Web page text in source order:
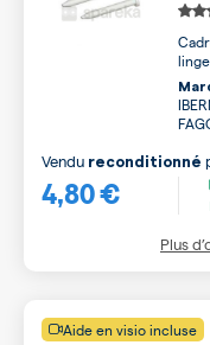
4,80 €
Vendu reconditionné
Plus
Aide en visio incluse